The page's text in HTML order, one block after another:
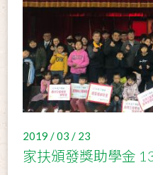
2019 / 03 / 23
家扶頒發獎助學金